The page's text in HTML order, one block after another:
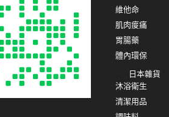
維他命
肌肉痠痛
胃腸藥
體內環保
日本雜貨
沐浴衛生
清潔用品